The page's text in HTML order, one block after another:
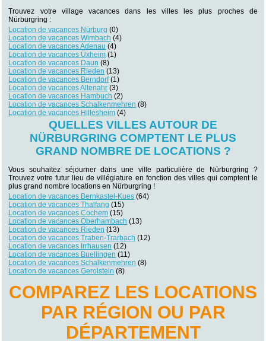
Trouvez votre village vacances dans les villes les plus proches de
Nürburgring :
Location de vacances Nürburg (0)
Location de vacances Wimbach (4)
Location de vacances Adenau (4)
Location de vacances Üxheim (1)
Location de vacances Daun (8)
Location de vacances Rieden (13)
Location de vacances Berndorf(1)
Location de vacances Altenahr (3)
Location de vacances Hambuch (2)
Location de vacances Schalkenmehren (8)
Location de vacances Hillesheim (4)
QUELLES VILLES AUTOUR DE
NÜRBURGRING COMPTENT LE PLUS
GRAND NOMBRE DE LOCATIONS ?
Vous souhaitez séjourner dans une ville particulière de Nürburgring ?
Trouvez votre futur lieu de villégiature en fonction des villes qui comptent le
plus grand nombre locations en Nürburgring !
Location de vacances Bernkastel-Kues (64)
Location de vacances Thalfang (15)
Location de vacances Cochem (15)
Location de vacances Oberhambach (13)
Location de vacances Rieden (13)
Location de vacances Traben-Trarbach (12)
Location de vacances Irrhausen (12)
Location de vacances Buellingen (11)
Location de vacances Schalkenmehren (8)
Location de vacances Gerolstein (8)
COMPAREZ LES LOCATIONS
PAR RÉGION OU PAR
DÉPARTEMENT